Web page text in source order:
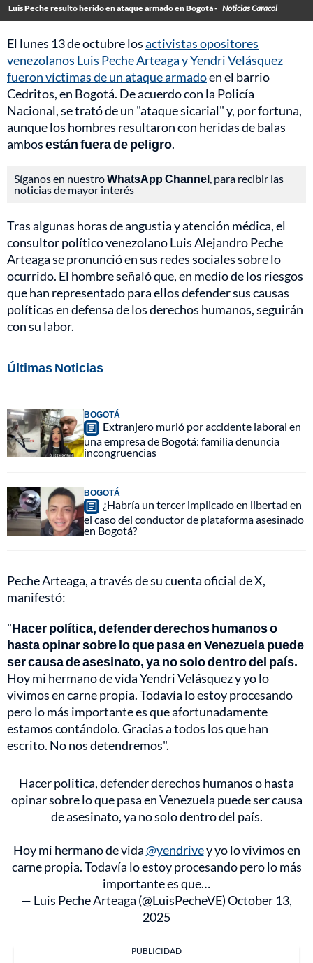
Luis Peche resultó herido en ataque armado en Bogotá - Noticias Caracol
El lunes 13 de octubre losactivistas opositores
venezolanos Luis Peche Arteaga y Yendri Velásquez
fueron víctimas de un ataque armadoen el barrio
Cedritos, en Bogotá. De acuerdo con la Policía
Nacional, se trató de un "ataque sicarial" y, por fortuna,
aunque los hombres resultaron con heridas de balas
ambosestán fuera de peligro.
Síganos en nuestroWhatsApp Channel, para recibir las
noticias de mayor interés
Tras algunas horas de angustia y atención médica, el
consultor político venezolano Luis Alejandro Peche
Arteaga se pronunció en sus redes sociales sobre lo
ocurrido. El hombre señaló que, en medio de los riesgos
que han representado para ellos defender sus causas
políticas en defensa de los derechos humanos, seguirán
con su labor.
Últimas Noticias
BOGOTÁ
Extranjero murió por accidente laboral en
una empresa de Bogotá: familia denuncia
incongruencias
BOGOTÁ
¿Habría un tercer implicado en libertad en
el caso del conductor de plataforma asesinado
en Bogotá?
Peche Arteaga, a través de su cuenta oficial de X,
manifestó:
"Hacer política, defender derechos humanos o
hasta opinar sobre lo que pasa en Venezuela puede
ser causa de asesinato, ya no solo dentro del país.
Hoy mi hermano de vida Yendri Velásquez y yo lo
vivimos en carne propia. Todavía lo estoy procesando
pero lo más importante es que afortunadamente
estamos contándolo. Gracias a todos los que han
escrito. No nos detendremos".
Hacer politica, defender derechos humanos o hasta
opinar sobre lo que pasa en Venezuela puede ser causa
de asesinato, ya no solo dentro del país.
Hoy mi hermano de vida@yendrivey yo lo vivimos en
carne propia. Todavía lo estoy procesando pero lo más
importante es que…
— Luis Peche Arteaga (@LuisPecheVE)October 13,
2025
PUBLICIDAD